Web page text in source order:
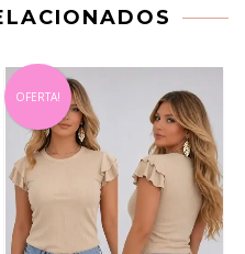
OFERTA!